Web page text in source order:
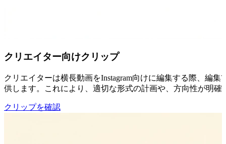
クリエイター向けクリップ
クリエイターは横長動画をInstagram向けに編集する際、編
供します。これにより、適切な形式の計画や、方向性が明
クリップを確認